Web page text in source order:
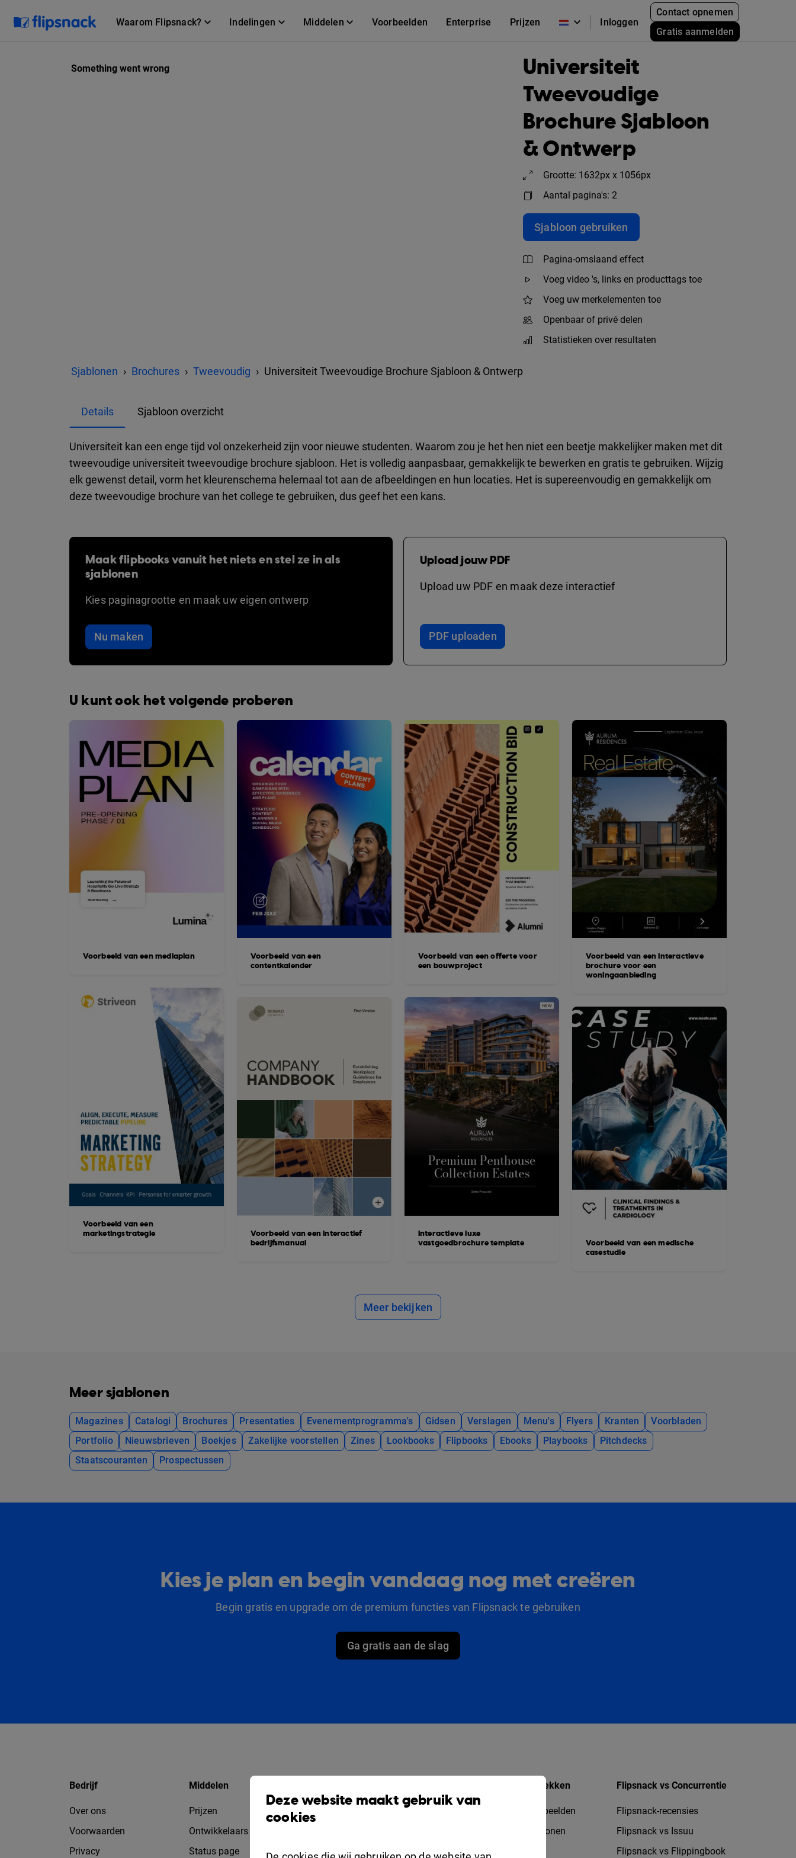
Waarom Flipsnack? Indelingen Middelen Voorbeelden Enterprise Prijzen Inloggen
Contact opnemen
Gratis aanmelden
Universiteit
Tweevoudige
Brochure Sjabloon
& Ontwerp
Grootte: 1632px x 1056px
Aantal pagina's: 2
Sjabloon gebruiken
Pagina-omslaand effect
Voeg video 's, links en producttags toe
Voeg uw merkelementen toe
Openbaar of privé delen
Statistieken over resultaten
Sjablonen Brochures Tweevoudig Universiteit Tweevoudige Brochure Sjabloon & Ontwerp
Details Sjabloon overzicht
Universiteit kan een enge tijd vol onzekerheid zijn voor nieuwe studenten. Waarom zou je het hen niet een beetje makkelijker maken met dit
tweevoudige universiteit tweevoudige brochure sjabloon. Het is volledig aanpasbaar, gemakkelijk te bewerken en gratis te gebruiken. Wijzig
elk gewenst detail, vorm het kleurenschema helemaal tot aan de afbeeldingen en hun locaties. Het is supereenvoudig en gemakkelijk om
deze tweevoudige brochure van het college te gebruiken, dus geef het een kans.
Maak flipbooks vanuit het niets en stel ze in als
sjablonen
Kies paginagrootte en maak uw eigen ontwerp
Nu maken
Upload jouw PDF
Upload uw PDF en maak deze interactief
PDF uploaden
U kunt ook het volgende proberen
Voorbeeld van een mediaplan
Voorbeeld van een
marketingstrategie
Voorbeeld van een
contentkalender
Voorbeeld van een interactief
bedrijfsmanual
Voorbeeld van een offerte voor
een bouwproject
Interactieve luxe
vastgoedbrochure template
Voorbeeld van een interactieve
brochure voor een
woningaanbieding
Voorbeeld van een medische
casestudie
Meer bekijken
Meer sjablonen
Magazines Catalogi Brochures Presentaties Evenementprogramma's Gidsen Verslagen Menu's Flyers Kranten
Voorbladen
Portfolio
Nieuwsbrieven Boekjes Zakelijke voorstellen Zines Lookbooks Flipbooks Ebooks Playbooks
Pitchdecks
Staatscouranten
Prospectussen
Kies je plan en begin vandaag nog met creëren
Begin gratis en upgrade om de premium functies van Flipsnack te gebruiken
Ga gratis aan de slag
Bedrijf
Over ons
Voorwaarden
Privacy
Middelen
Prijzen
Ontwikkelaars
Status page
Samenwerking
Ontdekken
Voorbeelden
Sjablonen
Flipsnack vs Concurrentie
Flipsnack-recensies
Flipsnack vs Issuu
Flipsnack vs Flippingbook
Deze website maakt gebruik van
cookies